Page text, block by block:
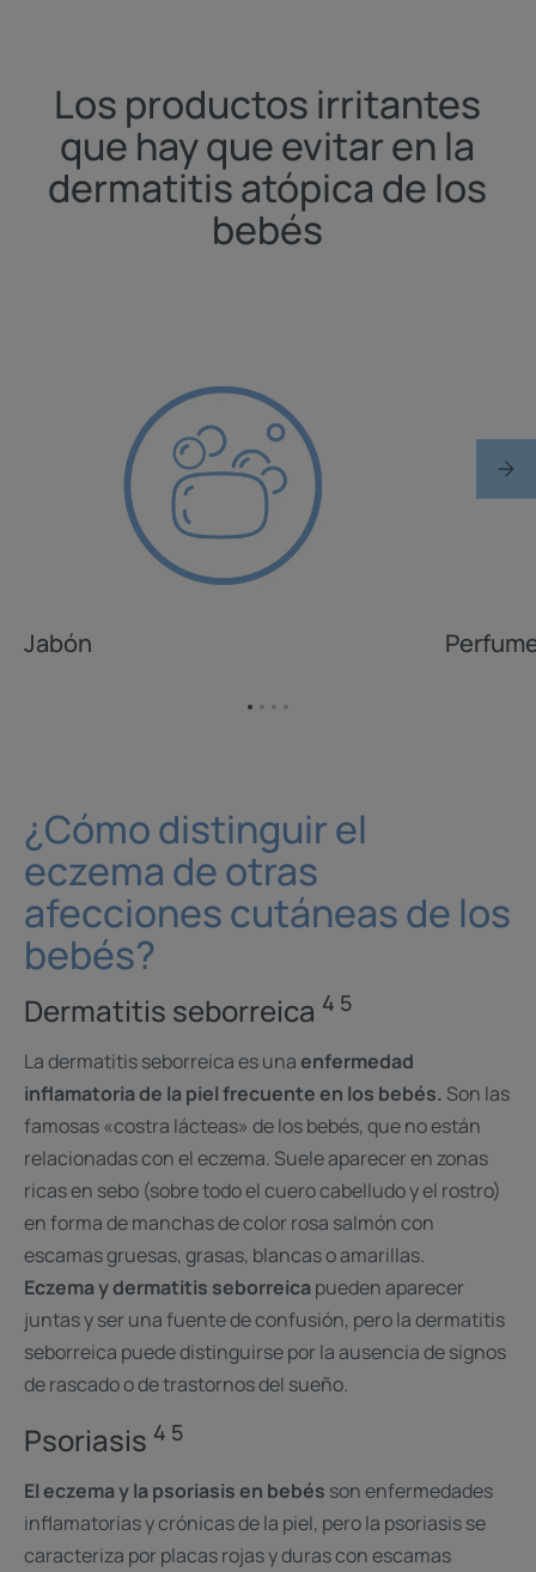
Los productos irritantes
que hay que evitar en la
dermatitis atópica de los
bebés
Jabón
IrIrIrIr
¿Cómo distinguir el
eczema de otras
afecciones cutáneas de los
bebés?
Dermatitis seborreica 4 5
La dermatitis seborreica es unaenfermedad
inflamatoria de la piel frecuente en los bebés. Son las
famosas «costra lácteas» de los bebés, que no están
relacionadas con el eczema. Suele aparecer en zonas
ricas en sebo (sobre todo el cuero cabelludo y el rostro)
en forma de manchas de color rosa salmón con
escamas gruesas, grasas, blancas o amarillas.
Eczema y dermatitis seborreica pueden aparecer
juntas y ser una fuente de confusión, pero la dermatitis
seborreica puede distinguirse por la ausencia de signos
de rascado o de trastornos del sueño.
Psoriasis 4 5
El eczema y la psoriasis en bebés son enfermedades
inflamatorias y crónicas de la piel, pero la psoriasis se
caracteriza por placas rojas y duras con escamas